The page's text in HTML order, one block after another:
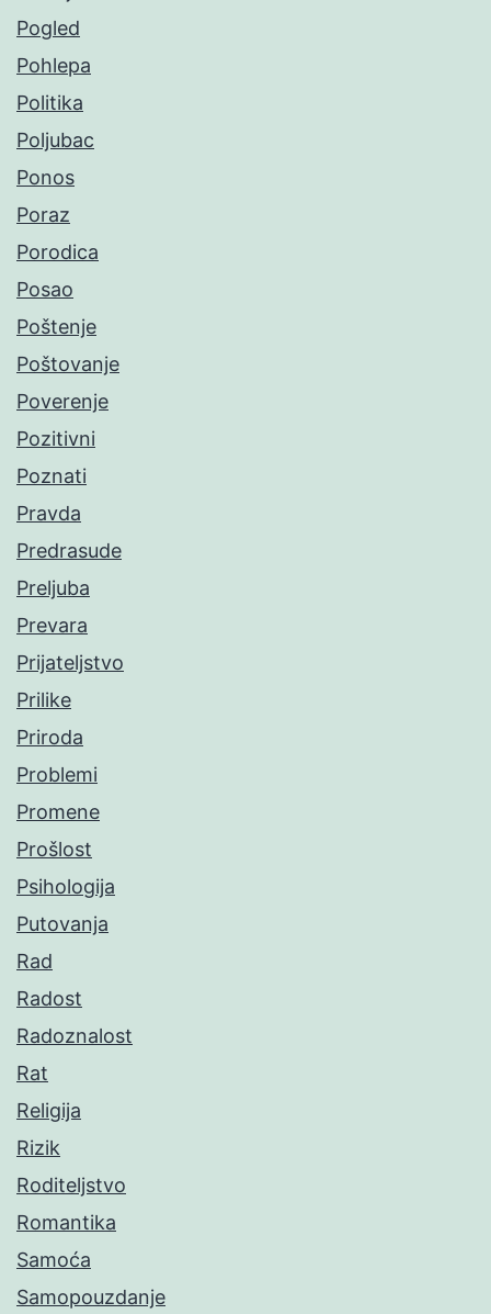
Pogled
Pohlepa
Politika
Poljubac
Ponos
Poraz
Porodica
Posao
Poštenje
Poštovanje
Poverenje
Pozitivni
Poznati
Pravda
Predrasude
Preljuba
Prevara
Prijateljstvo
Prilike
Priroda
Problemi
Promene
Prošlost
Psihologija
Putovanja
Rad
Radost
Radoznalost
Rat
Religija
Rizik
Roditeljstvo
Romantika
Samoća
Samopouzdanje